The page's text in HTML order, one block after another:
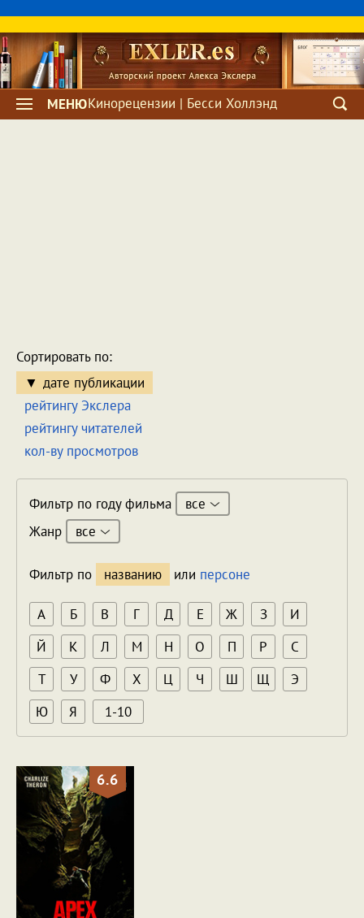
МЕНЮКинорецензии | Бесси Холлэнд
Сортировать по:
дате публикации
рейтингу Экслера
рейтингу читателей
кол-ву просмотров
Фильтр по году фильма
все
Жанр
все
Фильтр по названию или персоне
А Б В Г Д Е Ж З
И
Й
К Л М Н О П Р
С
Т
У Ф Х Ц Ч Ш Щ
Э
Ю
Я 1-10
6.6